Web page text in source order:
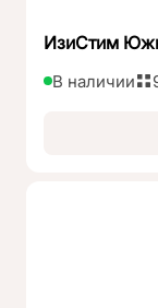
ИзиСтим
В наличии